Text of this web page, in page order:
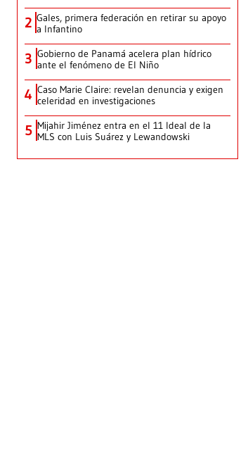
2 Gales, primera federación en retirar su apoyo
a Infantino
3 Gobierno de Panamá acelera plan hídrico
ante el fenómeno de El Niño
4 Caso Marie Claire: revelan denuncia y exigen
celeridad en investigaciones
5 Mijahir Jiménez entra en el 11 Ideal de la
MLS con Luis Suárez y Lewandowski